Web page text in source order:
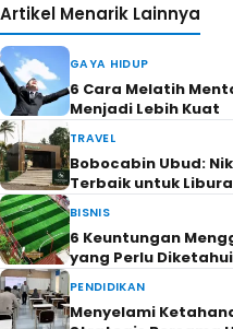
Artikel Menarik Lainnya
GAYA HIDUP
6 Cara Melatih
Menjadi Lebih Kuat
TRAVEL
Bobocabin Ubud:
Terbaik untuk
BISNIS
6 Keuntungan
yang Perlu Diketahui
PENDIDIKAN
Menyelami